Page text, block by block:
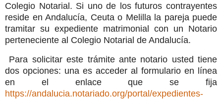
Colegio Notarial. Si uno de los futuros contrayentes
reside en Andalucía, Ceuta o Melilla la pareja puede
tramitar su expediente matrimonial con un Notario
perteneciente al Colegio Notarial de Andalucía.
Para solicitar este trámite ante notario usted tiene
dos opciones: una es acceder al formulario en línea
en el enlace que se fija
https://andalucia.notariado.org/portal/expedientes-